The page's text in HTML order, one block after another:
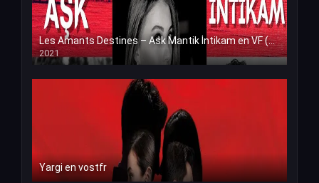
Les Amants Destines – Ask Mantik İntikam en VF (Voix Francaise)
2021
Yargi en vostfr